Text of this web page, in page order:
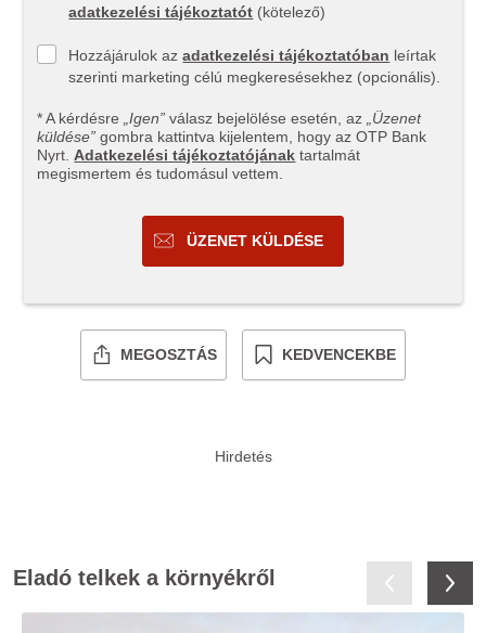
adatkezelési tájékoztatót (kötelező)
Hozzájárulok azadatkezelési tájékoztatóban leírtak
szerinti marketing célú megkeresésekhez (opcionális).
* A kérdésre „Igen” válasz bejelölése esetén, az
„Üzenet
küldése” gombra kattintva kijelentem, hogy az OTP Bank
Nyrt. Adatkezelési tájékoztatójának tartalmát
megismertem és tudomásul vettem.
ÜZENET KÜLDÉSE
MEGOSZTÁS KEDVENCEKBE
Eladó telkek a környékről